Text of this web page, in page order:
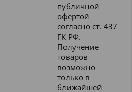
публичной
офертой
согласно ст. 437
ГК РФ.
Получение
товаров
возможно
только в
ближайшей